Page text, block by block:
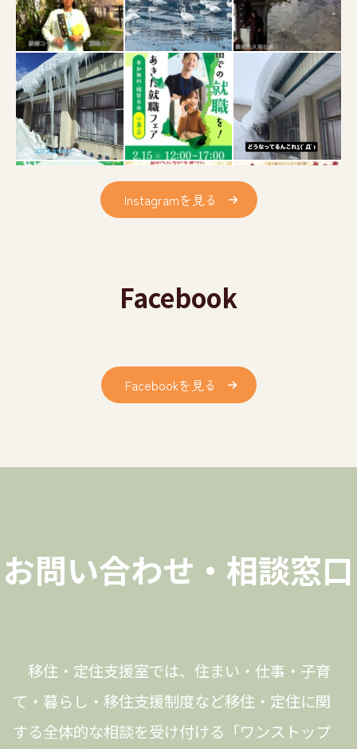
Instagramを見る
Facebook
Facebookを見る
お問い合わせ・相談窓口
移住・定住支援室では、住まい・仕事・子育
て・暮らし・移住支援制度など移住・定住に関
する全体的な相談を受け付ける「ワンストップ